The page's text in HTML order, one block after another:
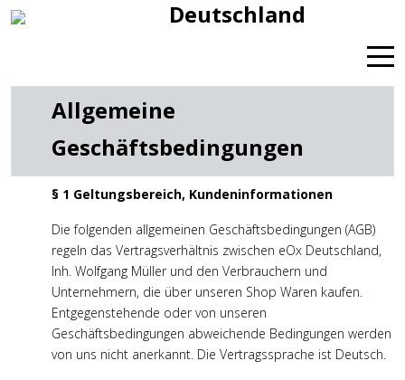
Deutschland
Allgemeine
Geschäftsbedingungen
§ 1 Geltungsbereich, Kundeninformationen
Die folgenden allgemeinen Geschäftsbedingungen (AGB)
regeln das Vertragsverhältnis zwischen eOx Deutschland,
Inh. Wolfgang Müller und den Verbrauchern und
Unternehmern, die über unseren Shop Waren kaufen.
Entgegenstehende oder von unseren
Geschäftsbedingungen abweichende Bedingungen werden
von uns nicht anerkannt. Die Vertragssprache ist Deutsch.